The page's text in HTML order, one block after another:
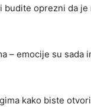
budite oprezni da je
– emocije su sada
kako biste